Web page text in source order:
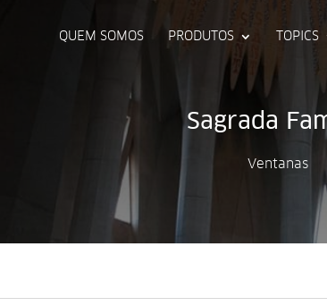
QUEM SOMOS PRODUTOS TOPICS
Sagrada
Ventanas